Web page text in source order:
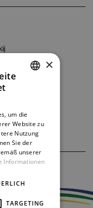
GERMAN
×
um die
Website zu
Nutzung
Sie der
unserer
Informationen
TARGETING